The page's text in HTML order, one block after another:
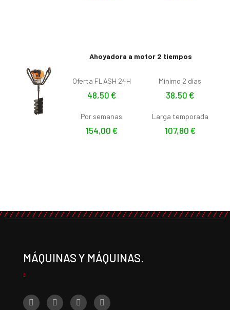
Ahoyadora a motor 2 tiempos
Oferta FLASH 24H
48,50 €
Mínimo 2 días
38,50 €
Por semanas
154,00 €
Larga temporada
107,80 €
MÁQUINAS Y MÁQUINAS.